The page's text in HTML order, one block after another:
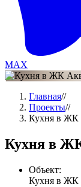
MAX
Главная//
Проекты//
Кухня в ЖК
Кухня в
Объект:
Кухня в ЖК